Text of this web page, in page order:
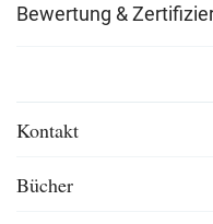
Bewertung &
Kontakt
Bücher